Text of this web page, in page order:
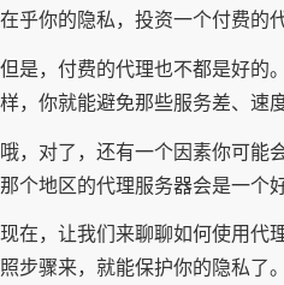
在乎你的隐私，投资一个付费的
但是，付费的代理也不都是好的
样，你就能避免那些服务差、速
哦，对了，还有一个因素你可能
那个地区的代理服务器会是一个
现在，让我们来聊聊如何使用代
照步骤来，就能保护你的隐私了。